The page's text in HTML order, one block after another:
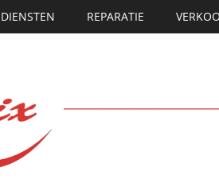
DIENSTEN REPARATIE